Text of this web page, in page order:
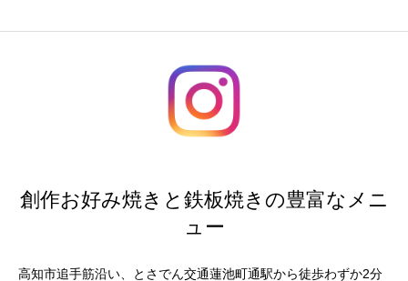
創作お好み焼きと鉄板焼きの豊富なメニ
ュー
高知市追手筋沿い、とさでん交通蓮池町通駅から徒歩わずか2分